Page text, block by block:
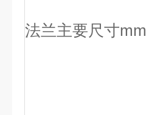
法兰主要尺寸mm